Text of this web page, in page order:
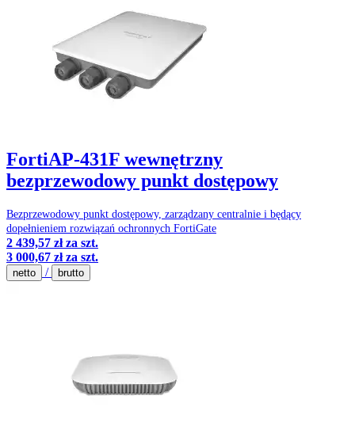
FortiAP-431F wewnętrzny
bezprzewodowy punkt dostępowy
Bezprzewodowy punkt dostępowy, zarządzany centralnie i będący
dopełnieniem rozwiązań ochronnych FortiGate
2 439,57 złza szt.
3 000,67 złza szt.
netto / brutto